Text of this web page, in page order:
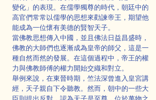
變化」的表現。在儒學獨尊的時代，朝廷中的
高官們常常以儒學的思想來勸諫帝王，期望他
能成為一位懷有美德的賢智天子。
當佛教思想傳入中國，並且佛法日益昌盛時，
佛教的大師們也逐漸成為皇帝的師父，這是一
種自然而然的發展。在這個過程中，帝王的權
力與佛教師傅的權力開始交織和對立。
舉例來說，在東晉時期，竺法深曾進入皇宮講
經，天子親自下令聽教。然而，朝中的一些大